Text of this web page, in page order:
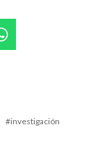
investigación